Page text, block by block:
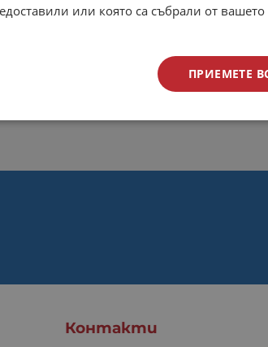
Контакти
или която са събрали от
ПРИЕМЕТЕ